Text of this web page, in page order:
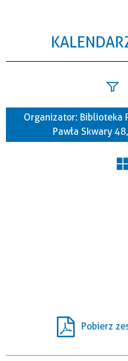
Szukana fraza
Organizator: Biblioteka
Pawła Skwary
Pobierz